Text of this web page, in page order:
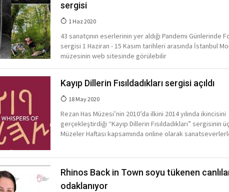
sergisi
1 Haz 2020
43 sanatçının eserlerinin yer aldığı Pandemi Günlerinde
sergisi 1 Haziran - 15 Kasım tarihleri arasında İstanbul
müzesinin web sitesinde görülebilir
Kayıp Dillerin Fısıldadıkları sergisi açıldı
18 May 2020
Rezan Has Müzesi’nin 2010’da ilkini 2014 yılında ikincisini
gerçekleştirdiği “Kayıp Dillerin Fısıldadıkları” sergisinin
Müzeler Haftası kapsamında online olarak
Rhinos Back in Town soyu tükenen
odaklanıyor